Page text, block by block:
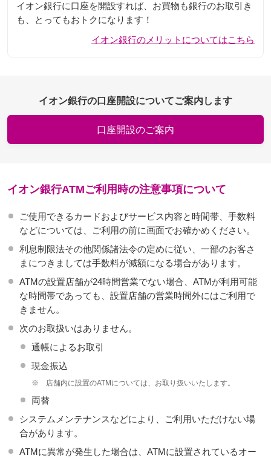
イオン銀行に口座を開設すれば、お買物も銀行のお取引き
も、とってもおトクになります！
イオン銀行のメリットについてはこちら
イオン銀行の口座開設についてご案内します
口座開設のご案内
イオン銀行ATMご利用時の注意事項について
ご使用できるカードおよびサービス内容と時間帯、手数料
などについては、ご利用の前に画面でお確かめください。
利息制限法その他関係諸法令の定めに従い、一部のお客さ
まにつきましては手数料が減額になる場合があります。
ATMの設置店舗が24時間営業でない場合、ATMが利用可能
な時間帯であっても、設置店舗の営業時間外にはご利用で
きません。
次のお取扱いはありません。
通帳によるお取引
現金振込
※ 店舗内に設置のATMについては、お取り扱いいたします。
両替
システムメンテナンスなどにより、ご利用いただけない場
合があります。
ATMに異常が発生した場合は、ATMに設置されているオー